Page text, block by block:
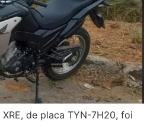
de placa TYN-7H20, foi